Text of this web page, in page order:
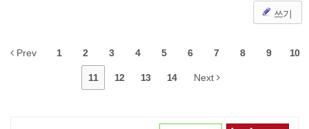
쓰기
Prev 1 2 3 4 5 6 7 8 9 10
11 12 13 14 Next